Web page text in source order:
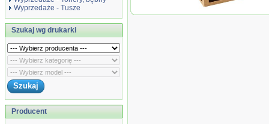
Wyprzedaże - Tusze
Szukaj wg drukarki
Producent
Wyprzedaż Oryginał Toner